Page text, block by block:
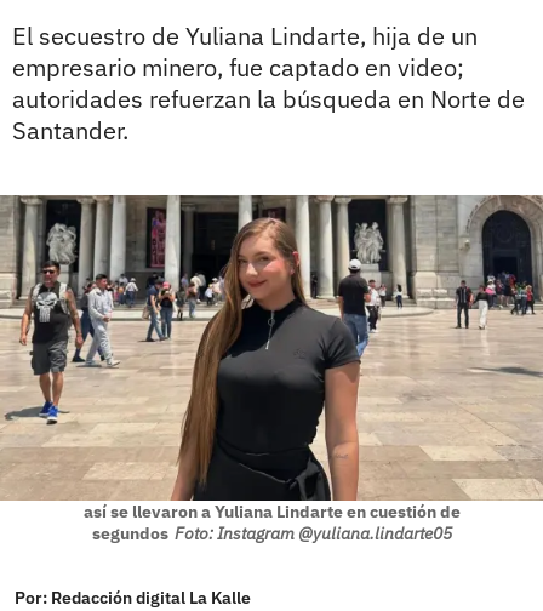
El secuestro de Yuliana Lindarte, hija de un
empresario minero, fue captado en video;
autoridades refuerzan la búsqueda en Norte de
Santander.
así se llevaron a Yuliana Lindarte en cuestión de
segundos Foto: Instagram @yuliana.lindarte05
Por: Redacción digital La Kalle